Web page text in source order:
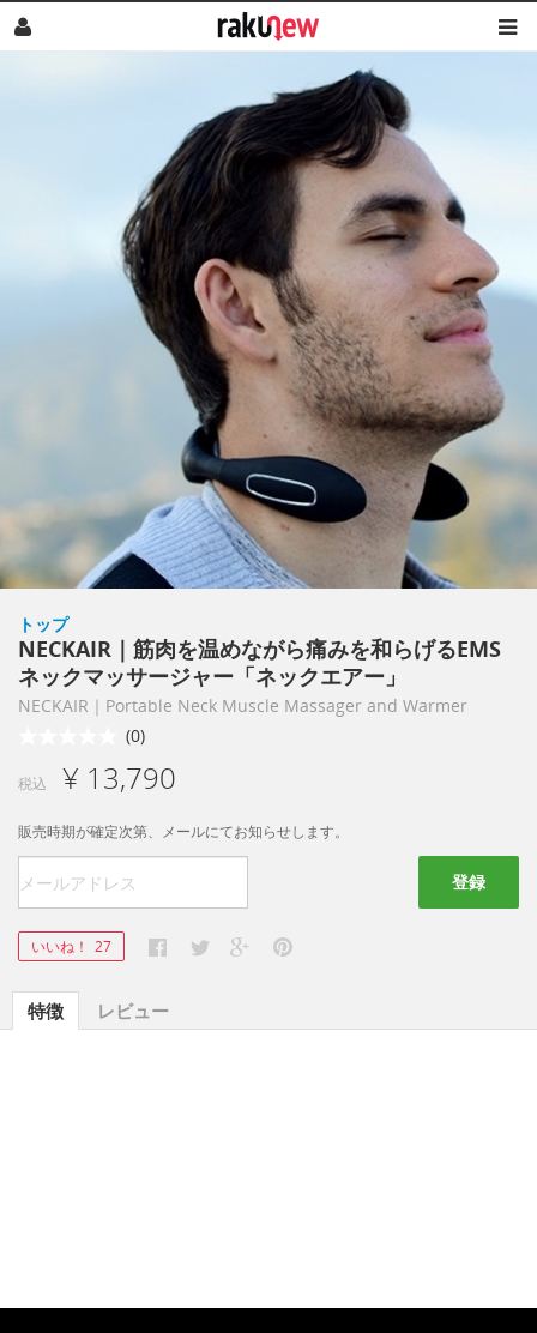
トップ
NECKAIR｜筋肉を温めながら痛みを和らげるEMS
ネックマッサージャー「ネックエアー」
NECKAIR｜Portable Neck Muscle Massager and Warmer
(0)
税込 ¥ 13,790
販売時期が確定次第、メールにてお知らせします。
登録
いいね！ 27
特徴 レビュー